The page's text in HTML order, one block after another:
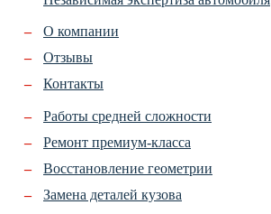
О компании
Отзывы
Контакты
Работы средней сложности
Ремонт премиум-класса
Восстановление геометрии
Замена деталей кузова